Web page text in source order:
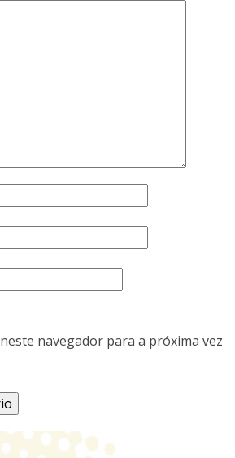
navegador para a próxima vez